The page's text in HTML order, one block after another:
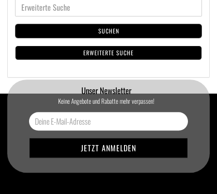
SUCHEN
ERWEITERTE SUCHE
Unser Newsletter
Keine Angebote und Rabatte mehr verpassen!